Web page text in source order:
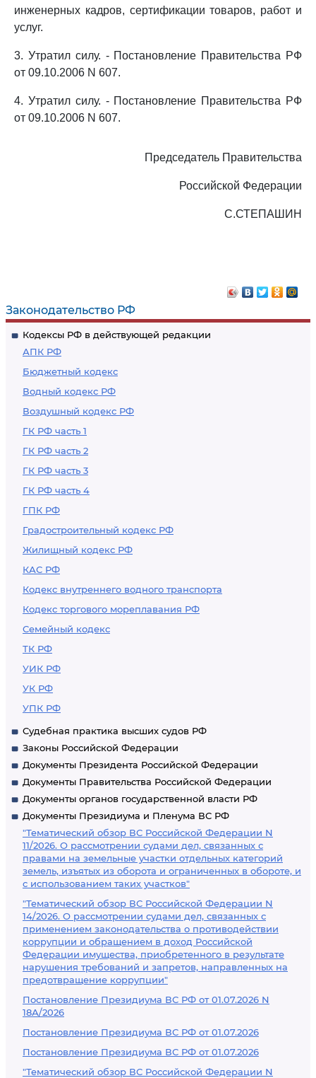
Законодательство РФ
Кодексы РФ в действующей редакции
АПК РФ
Бюджетный кодекс
Водный кодекс РФ
Воздушный кодекс РФ
ГК РФ часть 1
ГК РФ часть 2
ГК РФ часть 3
ГК РФ часть 4
ГПК РФ
Градостроительный кодекс РФ
Жилищный кодекс РФ
КАС РФ
Кодекс внутреннего водного транспорта
Кодекс торгового мореплавания РФ
Семейный кодекс
ТК РФ
УИК РФ
УК РФ
УПК РФ
Судебная практика высших судов РФ
Законы Российской Федерации
Документы Президента Российской Федерации
Документы Правительства Российской Федерации
Документы органов государственной власти РФ
Документы Президиума и Пленума ВС РФ
"Тематический обзор ВС Российской Федерации N
11/2026. О рассмотрении судами дел, связанных с
правами на земельные участки отдельных категорий
земель, изъятых из оборота и ограниченных в обороте, и
с использованием таких участков"
"Тематический обзор ВС Российской Федерации N
14/2026. О рассмотрении судами дел, связанных с
применением законодательства о противодействии
коррупции и обращением в доход Российской
Федерации имущества, приобретенного в результате
нарушения требований и запретов, направленных на
предотвращение коррупции"
Постановление Президиума ВС РФ от 01.07.2026 N
18А/2026
Постановление Президиума ВС РФ от 01.07.2026
Постановление Президиума ВС РФ от 01.07.2026
"Тематический обзор ВС Российской Федерации N
инженерных кадров, сертификации товаров, работ и
услуг.
3. Утратил силу. - Постановление Правительства РФ
от 09.10.2006 N 607.
4. Утратил силу. - Постановление Правительства РФ
от 09.10.2006 N 607.
Председатель Правительства
Российской Федерации
С.СТЕПАШИН